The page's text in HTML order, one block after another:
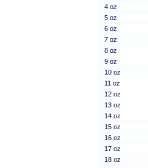
4 oz
5 oz
6 oz
7 oz
8 oz
9 oz
10 oz
11 oz
12 oz
13 oz
14 oz
15 oz
16 oz
17 oz
18 oz